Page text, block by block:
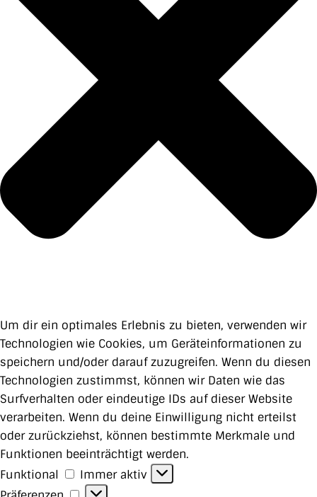
Um dir ein optimales Erlebnis zu bieten, verwenden wir
Technologien wie Cookies, um Geräteinformationen zu
speichern und/oder darauf zuzugreifen. Wenn du diesen
Technologien zustimmst, können wir Daten wie das
Surfverhalten oder eindeutige IDs auf dieser Website
verarbeiten. Wenn du deine Einwilligung nicht erteilst
oder zurückziehst, können bestimmte Merkmale und
Funktionen beeinträchtigt werden.
Funktional
Funktional
Immer aktiv
Präferenzen